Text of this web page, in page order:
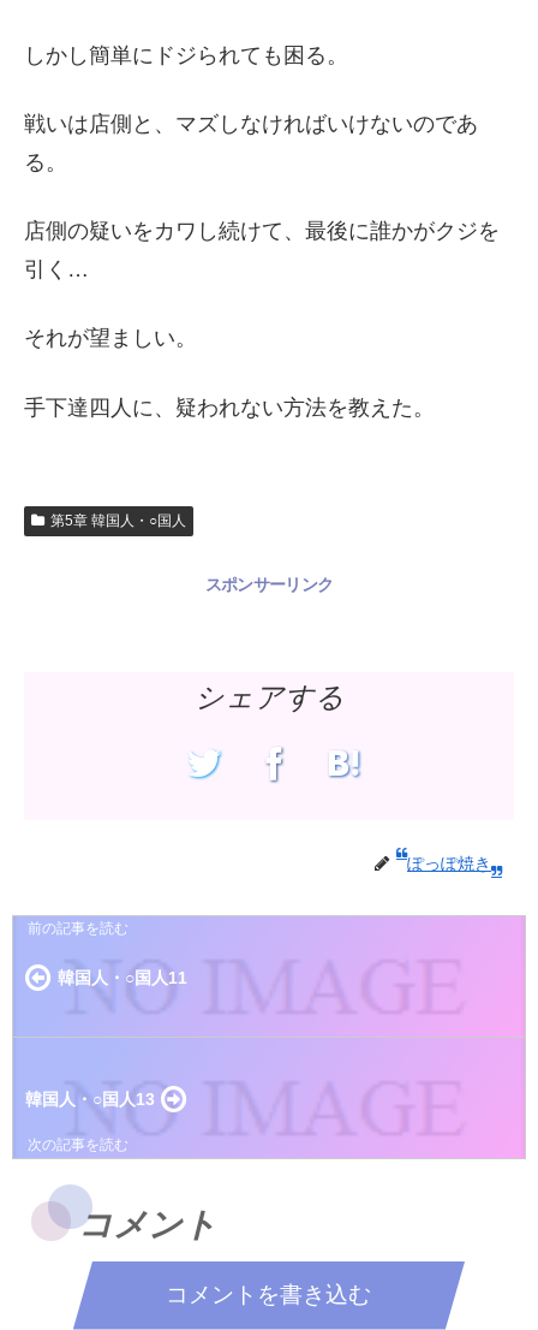
しかし簡単にドジられても困る。
戦いは店側と、マズしなければいけないのであ
る。
店側の疑いをカワし続けて、最後に誰かがクジを
引く…
それが望ましい。
手下達四人に、疑われない方法を教えた。
第5章 韓国人・○国人
スポンサーリンク
シェアする
ぽっぽ焼き
韓国人・○国人11
韓国人・○国人13
コメント
コメントを書き込む